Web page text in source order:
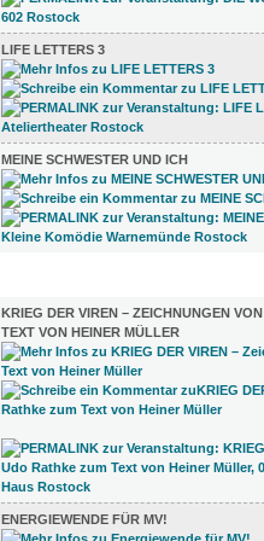
LIFE LETTERS 3
MEINE SCHWESTER UND ICH
KRIEG DER VIREN – ZEICHNUNGEN
TEXT VON HEINER MÜLLER
ENERGIEWENDE FÜR MV!